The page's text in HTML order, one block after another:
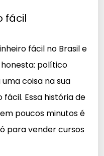
fácil
fácil no Brasil e
político
coisa na sua
fácil. Essa história de
poucos minutos é
para vender cursos